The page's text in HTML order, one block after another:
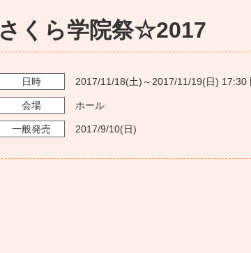
さくら学院祭☆2017
日時 2017/11/18(土)～ 2017/11/19(日) 17:30
会場 ホール
一般発売 2017/9/10(日)